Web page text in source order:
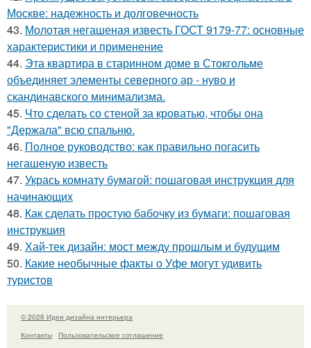
Москве: надежность и долговечность
43. Молотая негашеная известь ГОСТ 9179-77: основные
характеристики и применение
44. Эта квартира в старинном доме в Стокгольме
объединяет элементы северного ар - нуво и
скандинавского минимализма.
45. Что сделать со стеной за кроватью, чтобы она
"Держала" всю спальню.
46. Полное руководство: как правильно погасить
негашеную известь
47. Укрась комнату бумагой: пошаговая инструкция для
начинающих
48. Как сделать простую бабочку из бумаги: пошаговая
инструкция
49. Хай-тек дизайн: мост между прошлым и будущим
50. Какие необычные факты о Уфе могут удивить
туристов
© 2026 Идеи дизайна интерьера
Контакты
Пользовательское соглашение